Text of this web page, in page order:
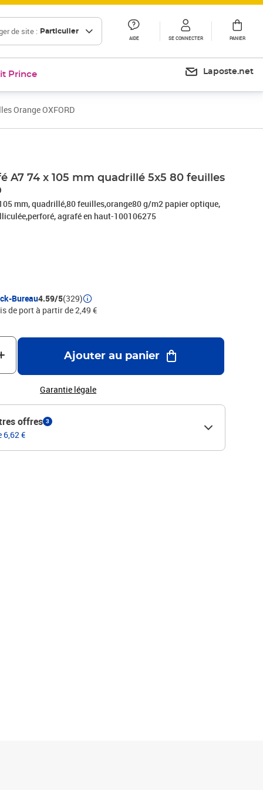
de site : Particulier
AIDE SE CONNECTER PANIER
Prince Laposte.net
Orange OXFORD
A7 74 x 105 mm quadrillé 5x5 80 feuilles
mm, quadrillé,80 feuilles,orange80 g/m2 papier optique,
agrafé en haut-100106275
Bureau4.59/5(329)
de port à partir de 2,49 €
Ajouter au panier
Garantie légale
offres 3
6,62 €